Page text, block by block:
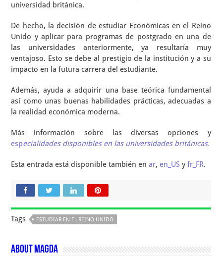
universidad británica.
De hecho, la decisión de estudiar Económicas en el Reino
Unido y aplicar para programas de postgrado en una de
las universidades anteriormente, ya resultaría muy
ventajoso. Esto se debe al prestigio de la institución y a su
impacto en la futura carrera del estudiante.
Además, ayuda a adquirir una base teórica fundamental
así como unas buenas habilidades prácticas, adecuadas a
la realidad económica moderna.
Más información sobre las diversas opciones y
especialidades disponibles en las universidades británicas.
Esta entrada está disponible también enar, en_US yfr_FR.
Tags ESTUDIAR EN EL REINO UNIDO
About Magda